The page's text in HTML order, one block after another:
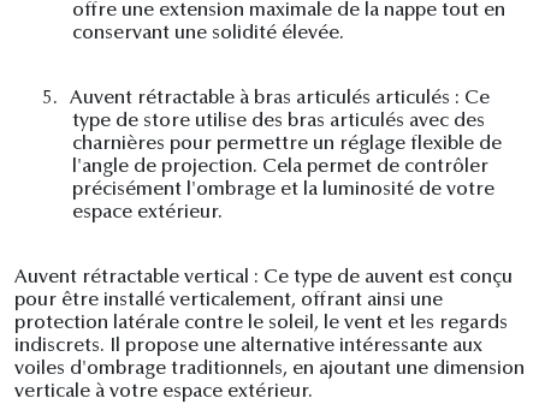
offre une extension maximale de la nappe tout en
conservant une solidité élevée.
5.
Auvent rétractable à bras articulés articulés : Ce
type de store utilise des bras articulés avec des
charnières pour permettre un réglage flexible de
l'angle de projection. Cela permet de contrôler
précisément l'ombrage et la luminosité de votre
espace extérieur.
Auvent rétractable vertical : Ce type de auvent est conçu
pour être installé verticalement, offrant ainsi une
protection latérale contre le soleil, le vent et les regards
indiscrets. Il propose une alternative intéressante aux
voiles d'ombrage traditionnels, en ajoutant une dimension
verticale à votre espace extérieur.